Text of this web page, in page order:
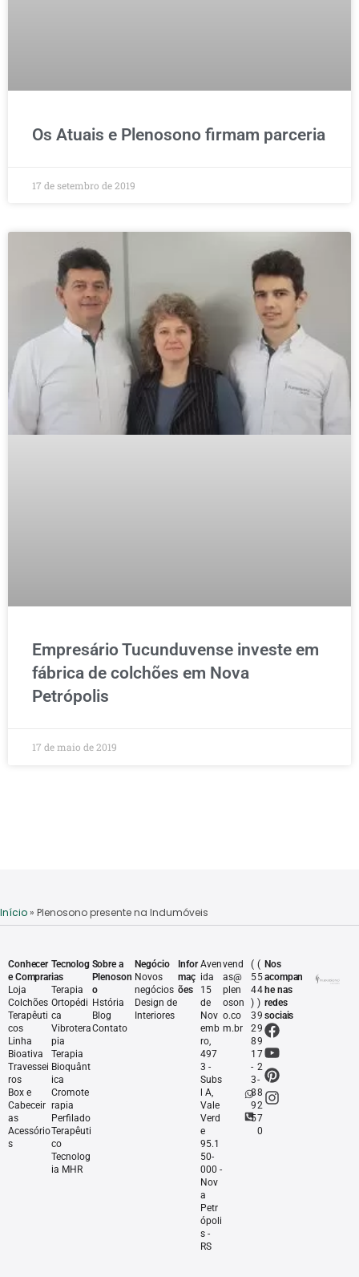
Os Atuais e Plenosono firmam parceria
17 de setembro de 2019
Empresário Tucunduvense investe em
fábrica de colchões em Nova
Petrópolis
17 de maio de 2019
Início» Plenosono presente na Indumóveis
Conhecer
e Comprar
Loja
Colchões
Terapêuti
cos
Linha
Bioativa
Travessei
ros
Box e
Cabeceir
as
Acessório
s
Tecnolog
ias
Terapia
Ortopédi
ca
Vibrotera
pia
Terapia
Bioquânt
ica
Cromote
rapia
Perfilado
Terapêuti
co
Tecnolog
ia MHR
Sobre a
Plenoson
o
Hstória
Blog
Contato
Negócio
Novos
negócios
Design de
Interiores
Infor
maç
ões
Aven
ida
15
de
Nov
emb
ro,
497
3 -
Subs
l A,
Vale
Verd
e
95.1
50-
000 -
Nov
a
Petr
ópoli
s -
RS
vend
as@
plen
oson
o.co
m.br
(
5
4
)
3
2
8
1
-
3
8
9
5
(
5
4
)
9
9
9
7
2
-
8
2
7
0
Nos
acompan
he nas
redes
sociais